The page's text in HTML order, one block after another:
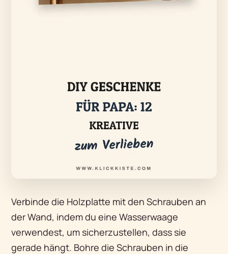
Verbinde die Holzplatte mit den Schrauben an
der Wand, indem du eine Wasserwaage
verwendest, um sicherzustellen, dass sie
gerade hängt. Bohre die Schrauben in die